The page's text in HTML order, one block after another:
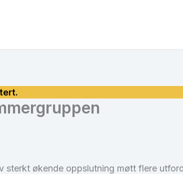
sterkt økende oppslutning møtt flere